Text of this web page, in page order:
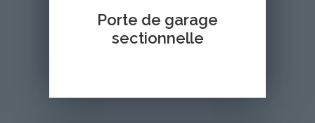
Porte de garage
sectionnelle